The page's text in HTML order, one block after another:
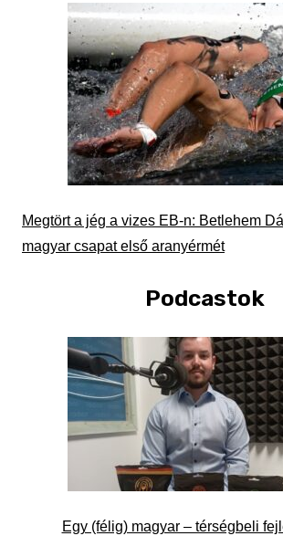
Megtört a jég a vizes EB-n: Betlehem
magyar csapat első aranyérmét
Podcastok
Egy (félig) magyar – térségbeli